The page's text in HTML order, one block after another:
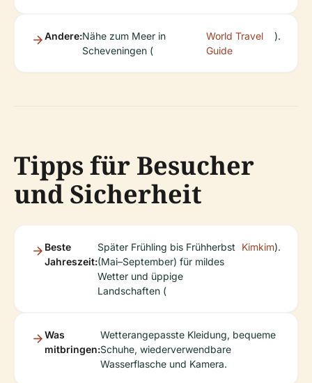
Andere:Nähe zum Meer in
Scheveningen (
World Travel
Guide
).
Tipps für Besucher
und Sicherheit
Beste
Jahreszeit:
Später Frühling bis Frühherbst
(Mai–September) für mildes
Wetter und üppige
Landschaften (
Kimkim).
Was
mitbringen:
Wetterangepasste Kleidung, bequeme
Schuhe, wiederverwendbare
Wasserflasche und Kamera.